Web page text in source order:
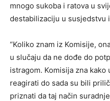
mnogo sukoba i ratova u
destabilizaciju u susjedstvu
“Koliko znam iz Komisije,
u slučaju da ne dođe do
istragom. Komisija zna
reagirati do sada su bili
priznati da taj način